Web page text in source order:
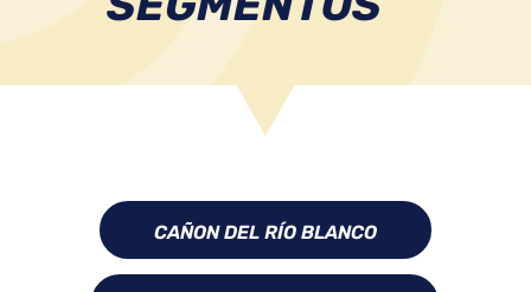
CAÑON DEL RÍO BLANCO